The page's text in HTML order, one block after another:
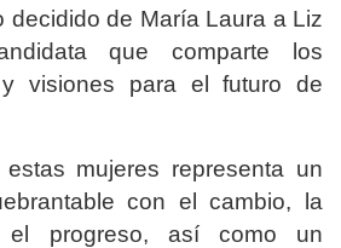
decidido de María Laura a Liz
que comparte los
visiones para el futuro de
mujeres representa un
con el cambio, la
el progreso, así como un